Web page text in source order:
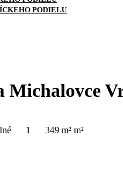
PODIELU
Michalovce
Iné 1
349 m² m²